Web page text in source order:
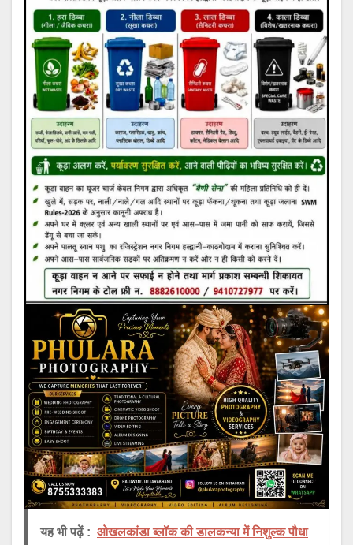
यह भी पढ़ें : ओखलकांडा ब्लॉक की डालकन्या में निशुल्क पौधा